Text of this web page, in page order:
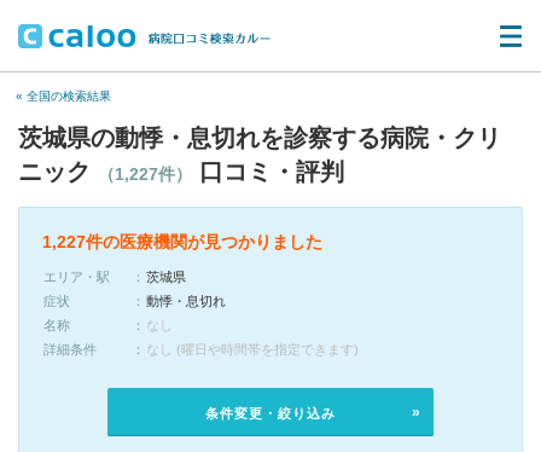
« 全国の検索結果
茨城県の動悸・息切れを診察する病院・クリ
ニック
（1,227件） 口コミ・評判
1,227件の医療機関が見つかりました
エリア・駅
茨城県
症状
動悸・息切れ
名称
なし
詳細条件
なし (曜日や時間帯を指定できます)
条件変更・絞り込み